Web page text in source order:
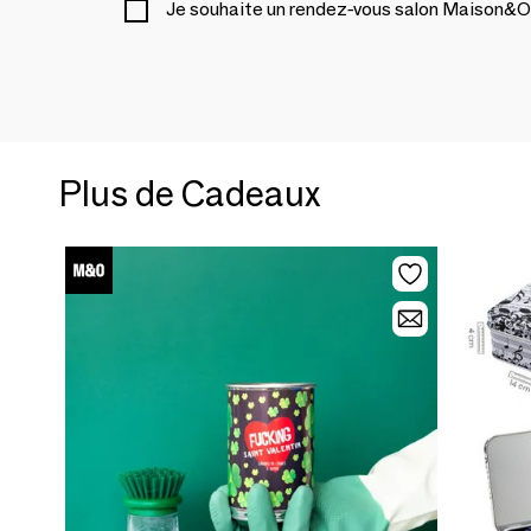
Je souhaite un rendez-vous salon
Plus de Cadeaux